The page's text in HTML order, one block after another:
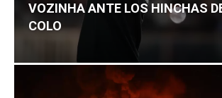
VOZINHA ANTE LOS HINCHAS
COLO